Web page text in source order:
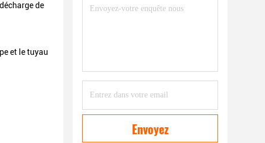
de
et le tuyau
Envoyez